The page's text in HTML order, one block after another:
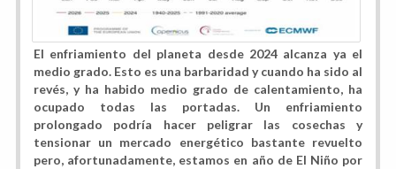
El enfriamiento del planeta desde 2024 alcanza ya el
medio grado. Esto es una barbaridad y cuando ha sido al
revés, y ha habido medio grado de calentamiento, ha
ocupado todas las portadas. Un enfriamiento
prolongado podría hacer peligrar las cosechas y
tensionar un mercado energético bastante revuelto
pero, afortunadamente, estamos en año de El Niño por